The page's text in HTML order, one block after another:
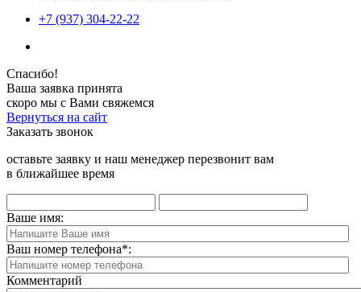
+7 (937) 304-22-22
Спасибо!
Ваша заявка принята
скоро мы с Вами свяжемся
Вернуться на сайт
Заказать звонок
оставьте заявку и наш менеджер перезвонит вам
в ближайшее время
Ваше имя:
Ваш номер телефона*:
Комментарий